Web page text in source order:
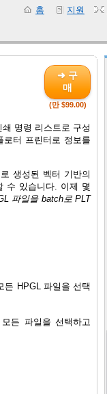
홈 지원
➜ 구
매
(만 $99.00)
명령 리스트로 구성
터 프린터로 정보를
생성된 벡터 기반의
수 있습니다. 이제 몇
파일을 batch로 PLT
든 HPGL 파일을 선택
든 파일을 선택하고